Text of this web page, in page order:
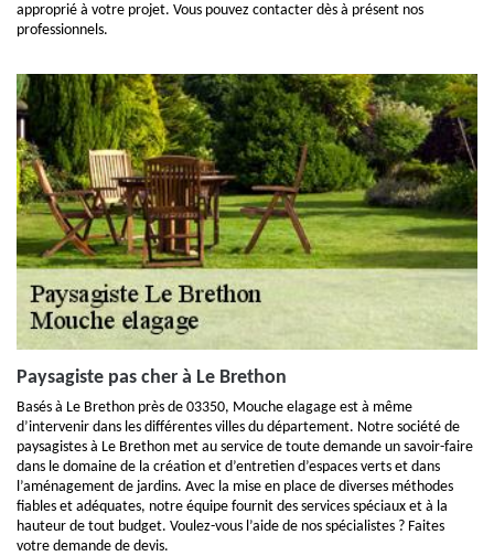
approprié à votre projet. Vous pouvez contacter dès à présent nos
professionnels.
Paysagiste pas cher à Le Brethon
Basés à Le Brethon près de 03350, Mouche elagage est à même
d’intervenir dans les différentes villes du département. Notre société de
paysagistes à Le Brethon met au service de toute demande un savoir-faire
dans le domaine de la création et d’entretien d’espaces verts et dans
l’aménagement de jardins. Avec la mise en place de diverses méthodes
fiables et adéquates, notre équipe fournit des services spéciaux et à la
hauteur de tout budget. Voulez-vous l’aide de nos spécialistes ? Faites
votre demande de devis.